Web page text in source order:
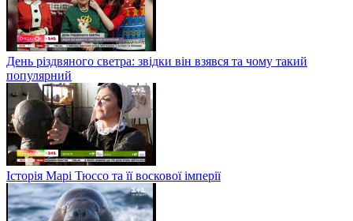
День різдвяного светра: звідки він взявся та чому такий
популярний
Історія Марі Тюссо та її воскової імперії